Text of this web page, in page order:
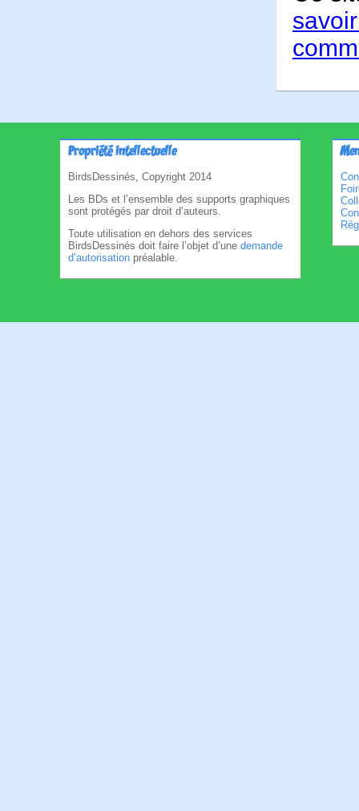
Propriété intellectuelle
BirdsDessinés, Copyright 2014
Les BDs et l’ensemble des supports graphiques
sont protégés par droit d’auteurs.
Toute utilisation en dehors des services
BirdsDessinés doit faire l’objet d’une demande
d’autorisation préalable.